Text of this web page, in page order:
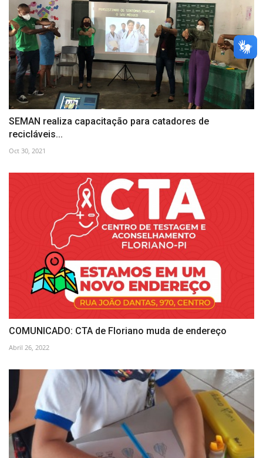
SEMAN realiza capacitação para catadores de
recicláveis...
Oct 30, 2021
COMUNICADO: CTA de Floriano muda de endereço
Abril 26, 2022